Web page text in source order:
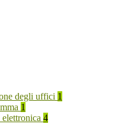
degli uffici 1
1
4